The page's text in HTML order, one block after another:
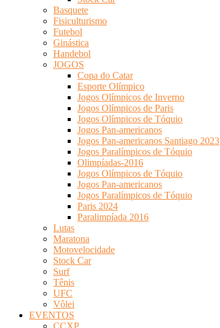
Basquete
Fisiculturismo
Futebol
Ginástica
Handebol
JOGOS
Copa do Catar
Esporte Olímpico
Jogos Olímpicos de Inverno
Jogos Olímpicos de Paris
Jogos Olímpicos de Tóquio
Jogos Pan-americanos
Jogos Pan-americanos Santiago 2023
Jogos Paralímpicos de Tóquio
Olimpíadas-2016
Jogos Olímpicos de Tóquio
Jogos Pan-americanos
Jogos Paralímpicos de Tóquio
Paris 2024
Paralimpíada 2016
Lutas
Maratona
Motovelocidade
Stock Car
Surf
Tênis
UFC
Vôlei
EVENTOS
CCXP